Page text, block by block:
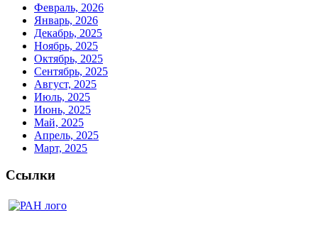
Февраль, 2026
Январь, 2026
Декабрь, 2025
Ноябрь, 2025
Октябрь, 2025
Сентябрь, 2025
Август, 2025
Июль, 2025
Июнь, 2025
Май, 2025
Апрель, 2025
Март, 2025
Ссылки